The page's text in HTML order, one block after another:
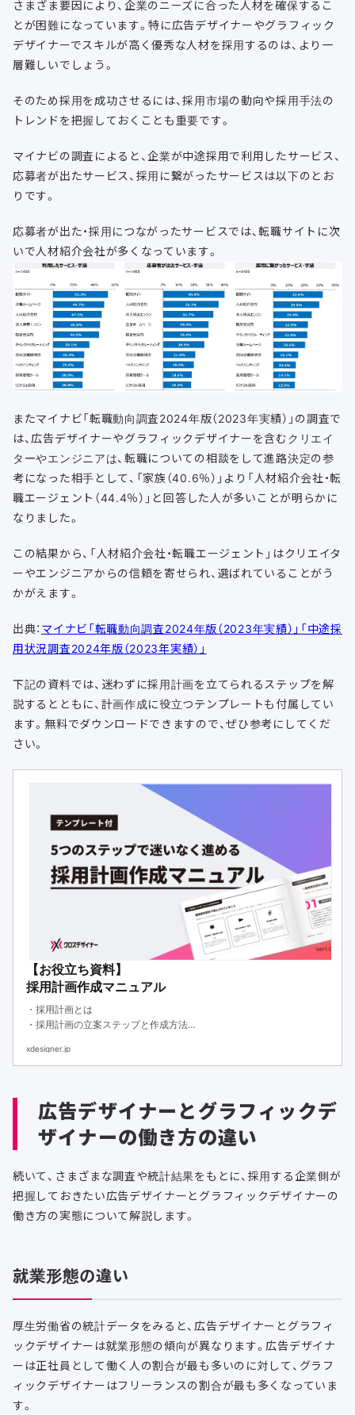
さまざま要因により、企業のニーズに合った人材を確保するこ
とが困難になっています。特に広告デザイナーやグラフィック
デザイナーでスキルが高く優秀な人材を採用するのは、より一
層難しいでしょう。
そのため採用を成功させるには、採用市場の動向や採用手法の
トレンドを把握しておくことも重要です。
マイナビの調査によると、企業が中途採用で利用したサービス、
応募者が出たサービス、採用に繋がったサービスは以下のとお
りです。
応募者が出た・採用につながったサービスでは、転職サイトに次
いで人材紹介会社が多くなっています。
またマイナビ「転職動向調査2024年版（2023年実績）」の調査で
は、広告デザイナーやグラフィックデザイナーを含むクリエイ
ターやエンジニアは、転職についての相談をして進路決定の参
考になった相手として、「家族（40.6％）」より「人材紹介会社・転
職エージェント（44.4％）」と回答した人が多いことが明らかに
なりました。
この結果から、「人材紹介会社・転職エージェント」はクリエイタ
ーやエンジニアからの信頼を寄せられ、選ばれていることがう
かがえます。
出典： マイナビ「転職動向調査2024年版（2023年実績）」 「中途採
用状況調査2024年版（2023年実績）」
下記の資料では、迷わずに採用計画を立てられるステップを解
説するとともに、計画作成に役立つテンプレートも付属してい
ます。無料でダウンロードできますので、ぜひ参考にしてくだ
さい。
【お役立ち資料】
採用計画作成マニュアル
・採用計画とは
・採用計画の立案ステップと作成方法
xdesigner.jp
広告デザイナーとグラフィックデ
ザイナーの働き方の違い
続いて、さまざまな調査や統計結果をもとに、採用する企業側が
把握しておきたい広告デザイナーとグラフィックデザイナーの
働き方の実態について解説します。
就業形態の違い
厚生労働省の統計データをみると、広告デザイナーとグラフィ
ックデザイナーは就業形態の傾向が異なります。広告デザイナ
ーは正社員として働く人の割合が最も多いのに対して、グラフ
ィックデザイナーはフリーランスの割合が最も多くなっていま
す。